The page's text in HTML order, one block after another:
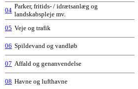
04
Parker, fritids- / idrætsanlæg og
landskabspleje mv.
05 Veje og trafik
06 Spildevand og vandløb
07 Affald og genanvendelse
08 Havne og lufthavne